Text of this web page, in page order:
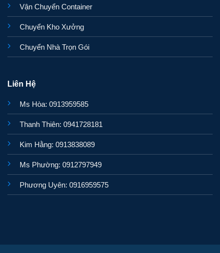
Vận Chuyển Container
Chuyển Kho Xưởng
Chuyển Nhà Trọn Gói
Liên Hệ
Ms Hòa: 0913959585
Thanh Thiên: 0941728181
Kim Hằng: 0913838089
Ms Phường: 0912797949
Phương Uyên: 0916959575